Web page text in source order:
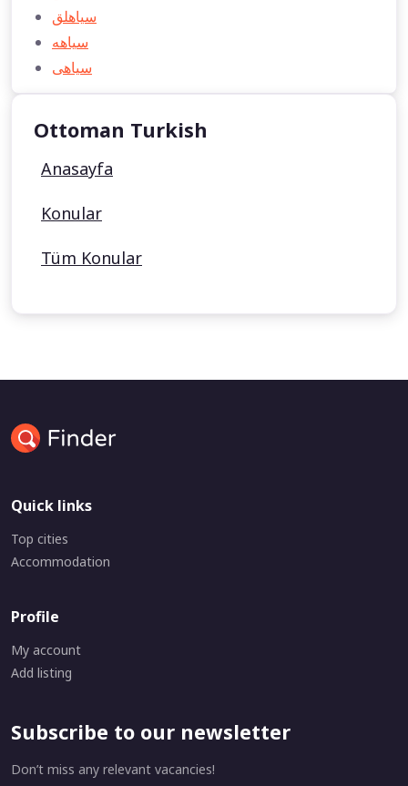
سیاهلق
سیاهه
سیاهی
Ottoman Turkish
Anasayfa
Konular
Tüm Konular
Quick links
Top cities
Accommodation
Profile
My account
Add listing
Subscribe to our newsletter
Don’t miss any relevant vacancies!